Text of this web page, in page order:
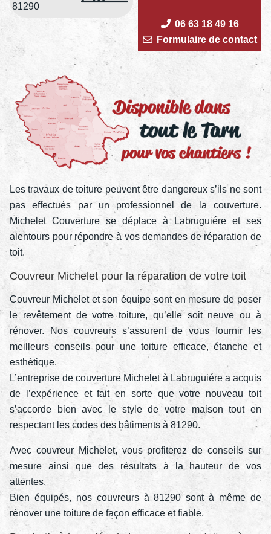
81290
06 63 18 49 16
Formulaire de contact
Les travaux de toiture peuvent être dangereux s’ils ne sont
pas effectués par un professionnel de la couverture.
Michelet Couverture se déplace à Labruguiére et ses
alentours pour répondre à vos demandes de réparation de
toit.
Couvreur Michelet pour la réparation de votre toit
Couvreur Michelet et son équipe sont en mesure de poser
le revêtement de votre toiture, qu’elle soit neuve ou à
rénover. Nos couvreurs s’assurent de vous fournir les
meilleurs conseils pour une toiture efficace, étanche et
esthétique.
L’entreprise de couverture Michelet à Labruguiére a acquis
de l’expérience et fait en sorte que votre nouveau toit
s’accorde bien avec le style de votre maison tout en
respectant les codes des bâtiments à 81290.
Avec couvreur Michelet, vous profiterez de conseils sur
mesure ainsi que des résultats à la hauteur de vos
attentes.
Bien équipés, nos couvreurs à 81290 sont à même de
rénover une toiture de façon efficace et fiable.